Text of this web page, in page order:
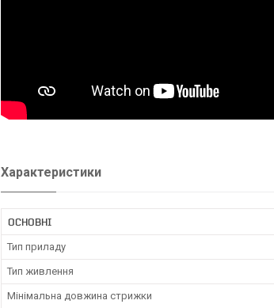
Характеристики
ОСНОВНІ
Тип приладу
Тип живлення
Мінімальна довжина стрижки